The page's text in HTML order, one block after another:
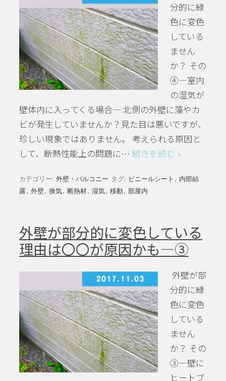
分的に緑
色に変色
している
ません
か？ その
④―室内
の湿気が
壁体内に入ってくる場合― 北側の外壁に藻やカ
ビが発生していませんか？見た目は悪いですが、
珍しい現象ではありません。 考えられる原因と
して、断熱性能上の問題に… 続きを読む »
カテゴリー: 外壁・バルコニー タグ: ビニールシート , 内部結
露, 外壁, 換気, 断熱材, 湿気, 移動 , 部屋内
外壁が部分的に変色している
理由は〇〇が原因かも―③
外壁が部
分的に緑
色に変色
している
ません
か？ その
③―壁に
ヒートブ